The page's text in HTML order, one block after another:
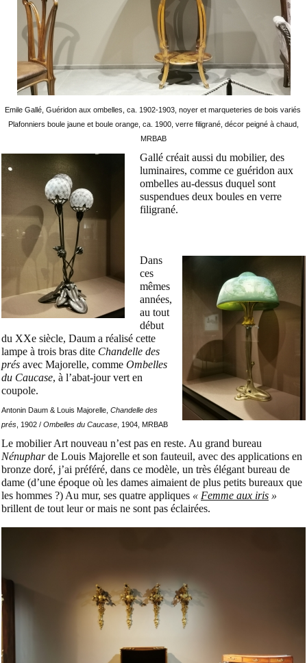
Emile Gallé, Guéridon aux ombelles, ca. 1902-1903, noyer et marqueteries de bois variés
Plafonniers boule jaune et boule orange, ca. 1900, verre filigrané, décor peigné à chaud,
MRBAB
Gallé créait aussi du mobilier, des
luminaires, comme ce guéridon aux
ombelles au-dessus duquel sont
suspendues deux boules en verre
filigrané.
Dans
ces
mêmes
années,
au tout
début
du XXe siècle, Daum a réalisé cette
lampe à trois bras dite Chandelle des
prés avec Majorelle, comme Ombelles
du Caucase, à l’abat-jour vert en
coupole.
Antonin Daum & Louis Majorelle, Chandelle des
prés , 1902 / Ombelles du Caucase , 1904, MRBAB
Le mobilier Art nouveau n’est pas en reste. Au grand bureau
Nénupharde Louis Majorelle et son fauteuil, avec des applications en
bronze doré, j’ai préféré, dans ce modèle, un très élégant bureau de
dame (d’une époque où les dames aimaient de plus petits bureaux que
les hommes ?) Au mur, ses quatre appliques « Femme aux iris »
brillent de tout leur or mais ne sont pas éclairées.